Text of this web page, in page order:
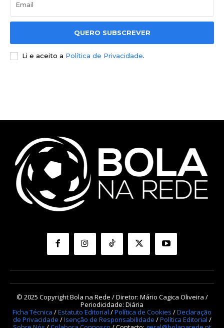
QUERO SUBSCREVER
Li e aceito a Política de Privacidade.
© 2025 Copyright Bola na Rede / Diretor: Mário Cagica Oliveira /
Periodicidade: Diária
Ficha Técnica /Estatuto Editorial /Política de Cookies /Declaração
de Privacidade /Isenção de Responsabilidade /Política Editorial /